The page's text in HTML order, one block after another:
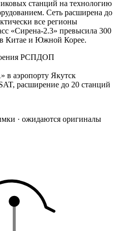
станций на технологию
Сеть расширена до
все регионы
«Сирена-2.3» превысила 300
в Китае и Южной Корее.
РСПДОП
аэропорту Якутск
расширение до 20 станций
· ожидаются оригиналы